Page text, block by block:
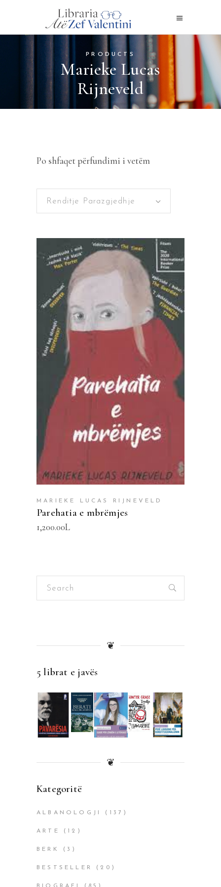
PRODUCTS
Marieke Lucas
Rijneveld
Po shfaqet përfundimi i vetëm
Renditje Parazgjedhje
SHTOJE NË SHPORTË
MARIEKE LUCAS RIJNEVELD
Parehatia e mbrëmjes
1,200.00L
Search
❦
5 librat e javës
❦
Kategoritë
ALBANOLOGJI (137)
ARTE (12)
BERK (3)
BESTSELLER (20)